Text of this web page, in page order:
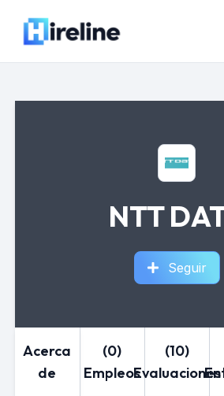
NTT
Seguir
Acerca
de
(0)
Empleos
(10)
Evaluaciones